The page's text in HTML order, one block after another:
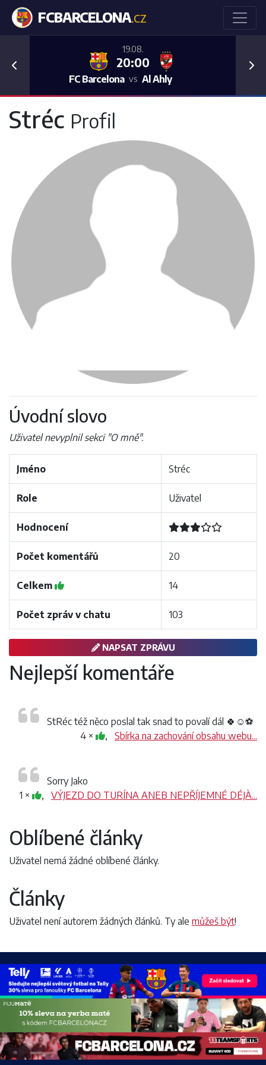
FCBARCELONA.CZ
19.08.
20:00
FC Barcelona vs Al Ahly
Previous
Stréc Profil
Úvodní slovo
Uživatel nevyplnil sekci "O mně".
Jméno Stréc
Role Uživatel
Hodnocení
Počet komentářů 20
Celkem 14
Počet zpráv v chatu 103
NAPSAT ZPRÁVU
Nejlepší komentáře
StRéc též něco poslal tak snad to povalí dál 🍀☺️⚽️
4 ×
, Sbírka na zachování obsahu webu...
Sorry Jako
1 ×
, VÝJEZD DO TURÍNA ANEB NEPŘÍJEMNÉ DÉJÀ...
Oblíbené články
Uživatel nemá žádné oblíbené články.
Články
Uživatel není autorem žádných článků. Ty ale můžeš být!